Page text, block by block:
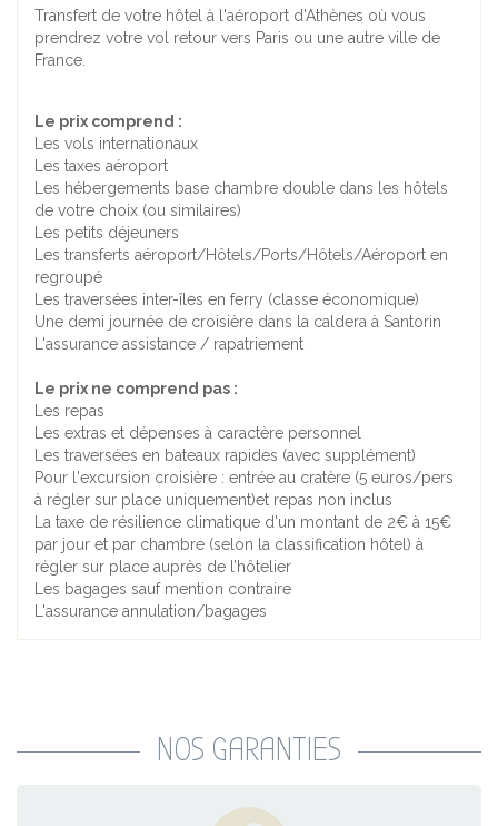
Transfert de votre hôtel à l'aéroport d'Athènes où vous
prendrez votre vol retour vers Paris ou une autre ville de
France.
Le prix comprend :
Les vols internationaux
Les taxes aéroport
Les hébergements base chambre double dans les hôtels
de votre choix (ou similaires)
Les petits déjeuners
Les transferts aéroport/Hôtels/Ports/Hôtels/Aéroport en
regroupé
Les traversées inter-îles en ferry (classe économique)
Une demi journée de croisière dans la caldera à Santorin
L'assurance assistance / rapatriement
Le prix ne comprend pas :
Les repas
Les extras et dépenses à caractère personnel
Les traversées en bateaux rapides (avec supplément)
Pour l'excursion croisière : entrée au cratère (5 euros/pers
à régler sur place uniquement)et repas non inclus
La taxe de résilience climatique d'un montant de 2€ à 15€
par jour et par chambre (selon la classification hôtel) à
régler sur place auprès de l’hôtelier
Les bagages sauf mention contraire
L'assurance annulation/bagages
NOS GARANTIES